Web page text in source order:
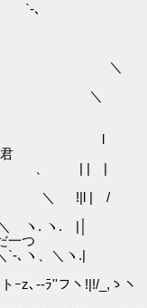
!
l l
| | |
!|l | /
. ヽ. |│
つ
、＼ヽ.|
ﾗ''フヽ!|!/_,ゝヽ